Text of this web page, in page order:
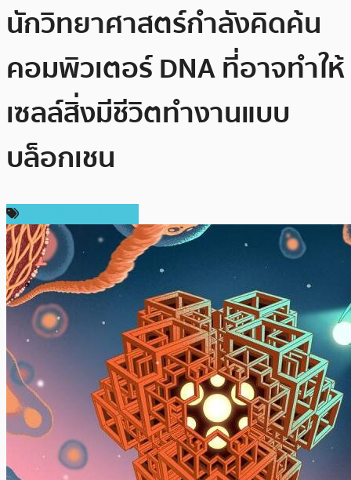
นักวิทยาศาสตร์กำลังคิดค้น
คอมพิวเตอร์ DNA ที่อาจทำให้
เซลล์สิ่งมีชีวิตทำงานแบบ
บล็อกเชน